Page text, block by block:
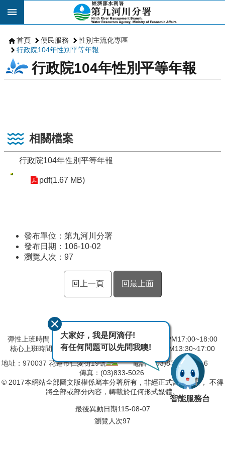
跳到主要內容區塊
首頁 便民服務
性別主流化專區
行政院104年性別平等年報
行政院104年性別平等年報
相關檔案
行政院104年性別平等年報
pdf(1.67 MB)
發布單位：第九河川分署
發布日期：106-10-02
瀏覽人次： 97
回上一頁 回最上面
彈性上班時間：AM8:00~09:00 彈性下班時間：PM17:00~18:00
核心上班時間：星期一 ~ 星期五 AM09:00~12:30 PM13:30~17:00
地址： 970037 花蓮市仁愛街19號
電話：(03)832-5103～6
傳真：(03)833-5026
© 2017本網站全部圖文版權係屬本分署所有，非經正式書面同意， 不得
將全部或部分內容，轉載於任何形式媒體。
最後異動日期115-08-07
瀏覽人次97
大家好，我是阿滴仔!
有任何問題可以先問我噢!
智能服務台